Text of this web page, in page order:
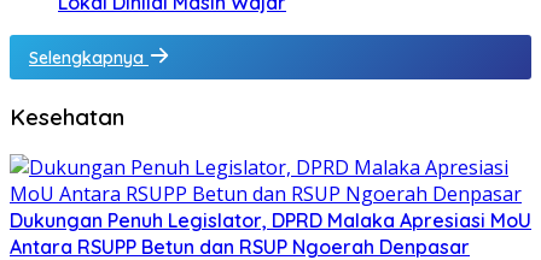
Selengkapnya
Kesehatan
Dukungan Penuh Legislator, DPRD Malaka Apresiasi MoU
Antara RSUPP Betun dan RSUP Ngoerah Denpasar